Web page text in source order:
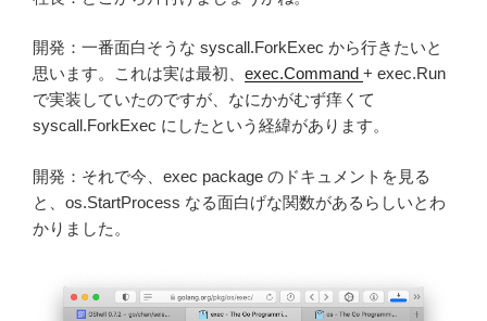
開発：一番面白そうな syscall.ForkExec から行きたいと
思います。これは実は最初、 exec.Command + exec.Run
で実装していたのですが、なにかがむず痒くて
syscall.ForkExec にしたという経緯があります。
開発：それで今、exec package のドキュメントを見る
と、os.StartProcess なる面白げな関数があるらしいとわ
かりました。